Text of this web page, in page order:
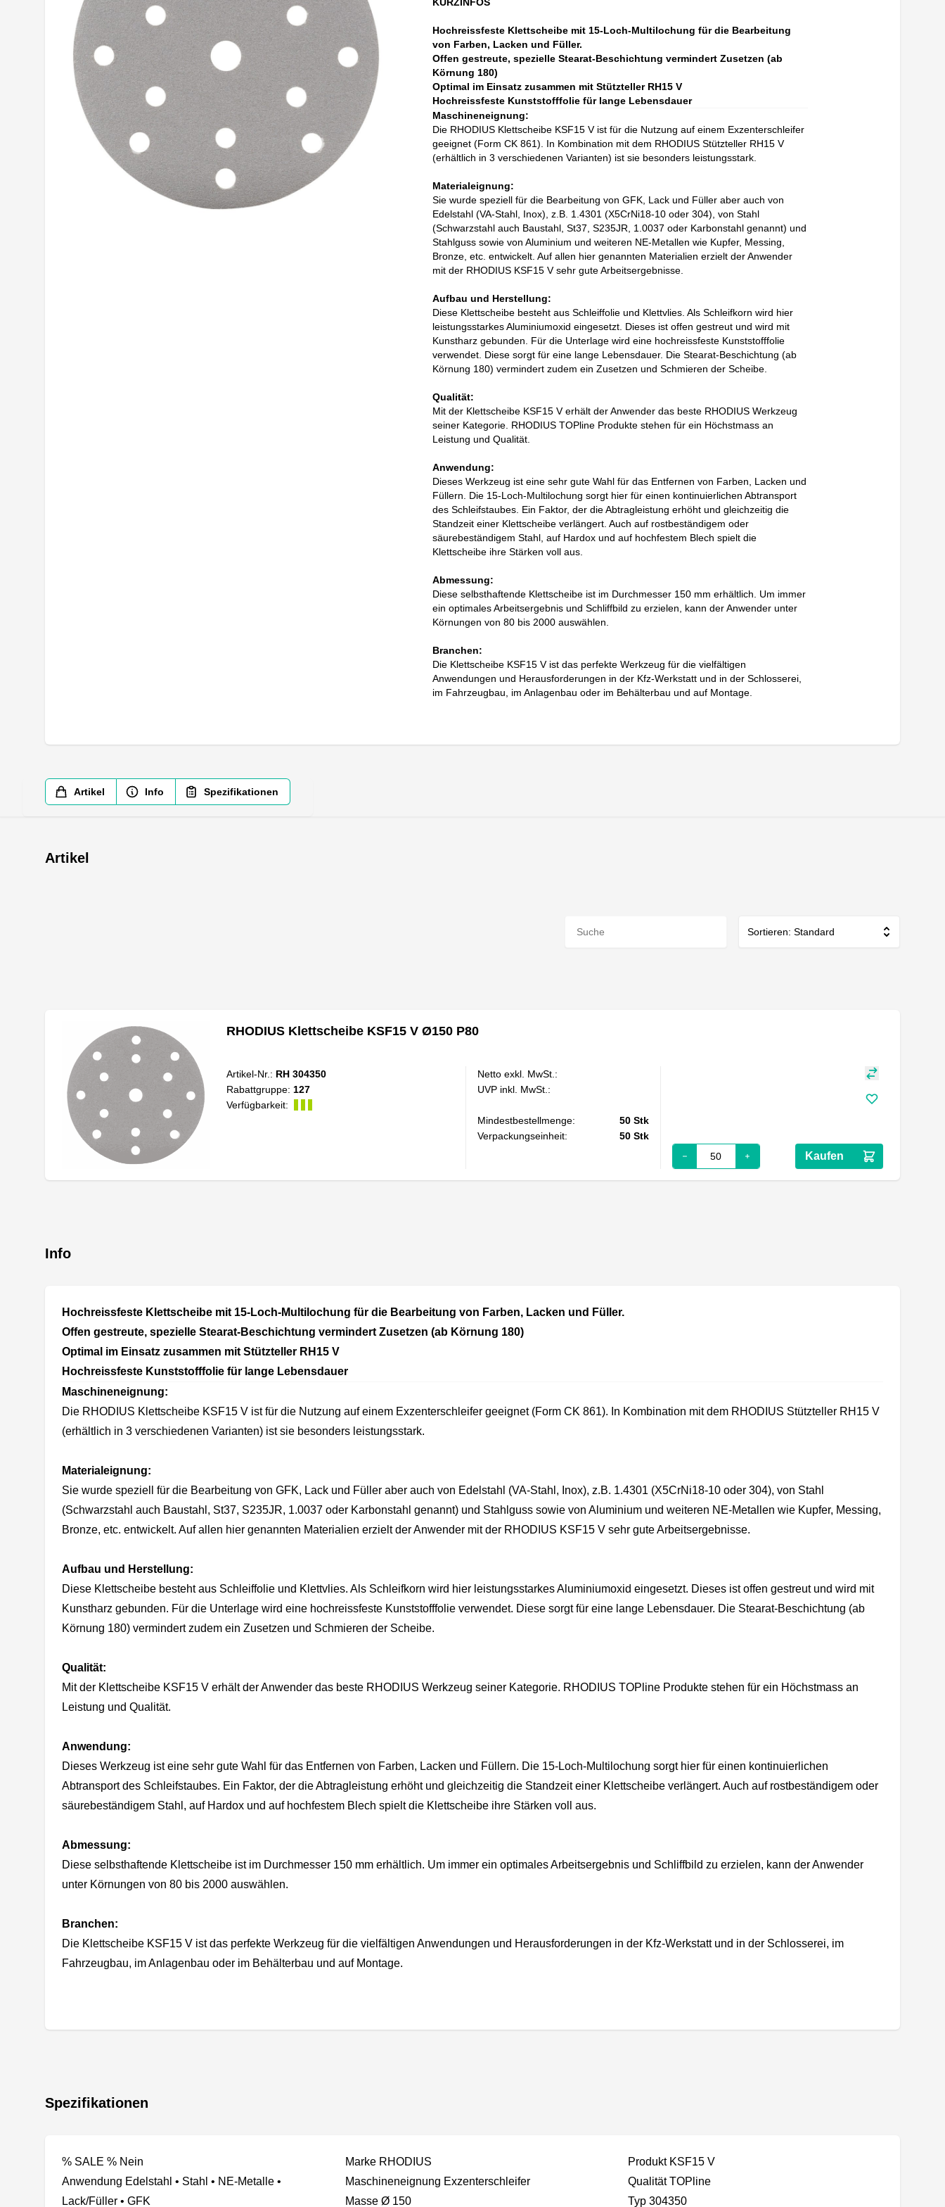
Hochreissfeste Klettscheibe mit 15-Loch-Multilochung für die Bearbeitung
von Farben, Lacken und Füller.
Offen gestreute, spezielle Stearat-Beschichtung vermindert Zusetzen (ab
Körnung 180)
Optimal im Einsatz zusammen mit Stützteller RH15 V
Hochreissfeste Kunststofffolie für lange Lebensdauer
Maschineneignung:
Die RHODIUS Klettscheibe KSF15 V ist für die Nutzung auf einem Exzenterschleifer
geeignet (Form CK 861). In Kombination mit dem RHODIUS Stützteller RH15 V
(erhältlich in 3 verschiedenen Varianten) ist sie besonders leistungsstark.
Materialeignung:
Sie wurde speziell für die Bearbeitung von GFK, Lack und Füller aber auch von
Edelstahl (VA-Stahl, Inox), z.B. 1.4301 (X5CrNi18-10 oder 304), von Stahl
(Schwarzstahl auch Baustahl, St37, S235JR, 1.0037 oder Karbonstahl genannt) und
Stahlguss sowie von Aluminium und weiteren NE-Metallen wie Kupfer, Messing,
Bronze, etc. entwickelt. Auf allen hier genannten Materialien erzielt der Anwender
mit der RHODIUS KSF15 V sehr gute Arbeitsergebnisse.
Aufbau und Herstellung:
Diese Klettscheibe besteht aus Schleiffolie und Klettvlies. Als Schleifkorn wird hier
leistungsstarkes Aluminiumoxid eingesetzt. Dieses ist offen gestreut und wird mit
Kunstharz gebunden. Für die Unterlage wird eine hochreissfeste Kunststofffolie
verwendet. Diese sorgt für eine lange Lebensdauer. Die Stearat-Beschichtung (ab
Körnung 180) vermindert zudem ein Zusetzen und Schmieren der Scheibe.
Qualität:
Mit der Klettscheibe KSF15 V erhält der Anwender das beste RHODIUS Werkzeug
seiner Kategorie. RHODIUS TOPline Produkte stehen für ein Höchstmass an
Leistung und Qualität.
Anwendung:
Dieses Werkzeug ist eine sehr gute Wahl für das Entfernen von Farben, Lacken und
Füllern. Die 15-Loch-Multilochung sorgt hier für einen kontinuierlichen Abtransport
des Schleifstaubes. Ein Faktor, der die Abtragleistung erhöht und gleichzeitig die
Standzeit einer Klettscheibe verlängert. Auch auf rostbeständigem oder
säurebeständigem Stahl, auf Hardox und auf hochfestem Blech spielt die
Klettscheibe ihre Stärken voll aus.
Abmessung:
Diese selbsthaftende Klettscheibe ist im Durchmesser 150 mm erhältlich. Um immer
ein optimales Arbeitsergebnis und Schliffbild zu erzielen, kann der Anwender unter
Körnungen von 80 bis 2000 auswählen.
Branchen:
Die Klettscheibe KSF15 V ist das perfekte Werkzeug für die vielfältigen
Anwendungen und Herausforderungen in der Kfz-Werkstatt und in der Schlosserei,
im Fahrzeugbau, im Anlagenbau oder im Behälterbau und auf Montage.
Artikel Info Spezifikationen
Artikel
Sortieren: Standard
RHODIUS Klettscheibe KSF15 V Ø150 P80
Artikel-Nr.: RH 304350
Rabattgruppe: 127
Verfügbarkeit:
Netto exkl. MwSt.:
UVP inkl. MwSt.:
Mindestbestellmenge: 50 Stk
Verpackungseinheit:
50 Stk
Kaufen
Info
Hochreissfeste Klettscheibe mit 15-Loch-Multilochung für die Bearbeitung von Farben, Lacken und Füller.
Offen gestreute, spezielle Stearat-Beschichtung vermindert Zusetzen (ab Körnung 180)
Optimal im Einsatz zusammen mit Stützteller RH15 V
Hochreissfeste Kunststofffolie für lange Lebensdauer
Maschineneignung:
Die RHODIUS Klettscheibe KSF15 V ist für die Nutzung auf einem Exzenterschleifer geeignet (Form CK 861). In Kombination mit dem RHODIUS Stützteller RH15 V
(erhältlich in 3 verschiedenen Varianten) ist sie besonders leistungsstark.
Materialeignung:
Sie wurde speziell für die Bearbeitung von GFK, Lack und Füller aber auch von Edelstahl (VA-Stahl, Inox), z.B. 1.4301 (X5CrNi18-10 oder 304), von Stahl
(Schwarzstahl auch Baustahl, St37, S235JR, 1.0037 oder Karbonstahl genannt) und Stahlguss sowie von Aluminium und weiteren NE-Metallen wie Kupfer, Messing,
Bronze, etc. entwickelt. Auf allen hier genannten Materialien erzielt der Anwender mit der RHODIUS KSF15 V sehr gute Arbeitsergebnisse.
Aufbau und Herstellung:
Diese Klettscheibe besteht aus Schleiffolie und Klettvlies. Als Schleifkorn wird hier leistungsstarkes Aluminiumoxid eingesetzt. Dieses ist offen gestreut und wird mit
Kunstharz gebunden. Für die Unterlage wird eine hochreissfeste Kunststofffolie verwendet. Diese sorgt für eine lange Lebensdauer. Die Stearat-Beschichtung (ab
Körnung 180) vermindert zudem ein Zusetzen und Schmieren der Scheibe.
Qualität:
Mit der Klettscheibe KSF15 V erhält der Anwender das beste RHODIUS Werkzeug seiner Kategorie. RHODIUS TOPline Produkte stehen für ein Höchstmass an
Leistung und Qualität.
Anwendung:
Dieses Werkzeug ist eine sehr gute Wahl für das Entfernen von Farben, Lacken und Füllern. Die 15-Loch-Multilochung sorgt hier für einen kontinuierlichen
Abtransport des Schleifstaubes. Ein Faktor, der die Abtragleistung erhöht und gleichzeitig die Standzeit einer Klettscheibe verlängert. Auch auf rostbeständigem oder
säurebeständigem Stahl, auf Hardox und auf hochfestem Blech spielt die Klettscheibe ihre Stärken voll aus.
Abmessung:
Diese selbsthaftende Klettscheibe ist im Durchmesser 150 mm erhältlich. Um immer ein optimales Arbeitsergebnis und Schliffbild zu erzielen, kann der Anwender
unter Körnungen von 80 bis 2000 auswählen.
Branchen:
Die Klettscheibe KSF15 V ist das perfekte Werkzeug für die vielfältigen Anwendungen und Herausforderungen in der Kfz-Werkstatt und in der Schlosserei, im
Fahrzeugbau, im Anlagenbau oder im Behälterbau und auf Montage.
Spezifikationen
% SALE % Nein
Anwendung Edelstahl • Stahl • NE-Metalle •
Lack/Füller • GFK
Marke RHODIUS
Maschineneignung Exzenterschleifer
Masse Ø 150
Produkt KSF15 V
Qualität TOPline
Typ 304350